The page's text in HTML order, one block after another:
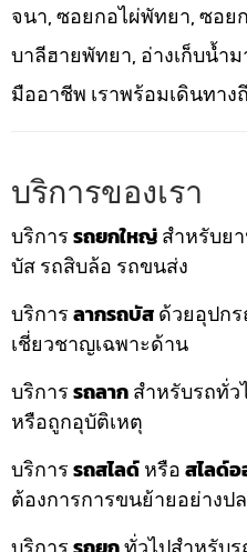
จนา, ซอยกอไผ่พัทยา, ซอ
บาลีฮายพัทยา, อ่างเก็บน้ำ
มืออาชีพ เราพร้อมเดินทาง
บริการของเรา
บริการรถยกใหญ่สำหรับย
บัส รถสิบล้อ รถขนส่ง
บริการลากรถบัสด้วยอุปก
เชี่ยวชาญเฉพาะด้าน
บริการรถลากสำหรับรถทั่
หรือถูกอุบัติเหตุ
บริการรถสไลด์หรือสไลด์
ต้องการการขนย้ายอย่าง